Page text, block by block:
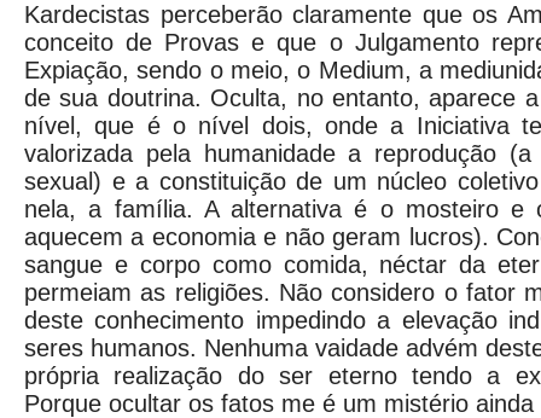
Kardecistas perceberão claramente que os
conceito de Provas e que o Julgamento
Expiação, sendo o meio, o Medium, a
de sua doutrina. Oculta, no entanto, aparece
nível, que é o nível dois, onde a Iniciativa
valorizada pela humanidade a reprodução
sexual) e a constituição de um núcleo
nela, a família. A alternativa é o mosteiro e
aquecem a economia e não geram lucros).
sangue e corpo como comida, néctar da
permeiam as religiões. Não considero o fator
deste conhecimento impedindo a elevação
seres humanos. Nenhuma vaidade advém
própria realização do ser eterno tendo a
Porque ocultar os fatos me é um mistério